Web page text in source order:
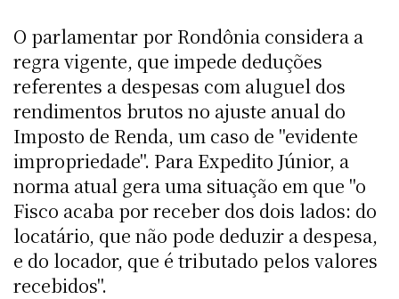
O parlamentar por Rondônia considera a
regra vigente, que impede deduções
referentes a despesas com aluguel dos
rendimentos brutos no ajuste anual do
Imposto de Renda, um caso de "evidente
impropriedade". Para Expedito Júnior, a
norma atual gera uma situação em que "o
Fisco acaba por receber dos dois lados: do
locatário, que não pode deduzir a despesa,
e do locador, que é tributado pelos valores
recebidos".